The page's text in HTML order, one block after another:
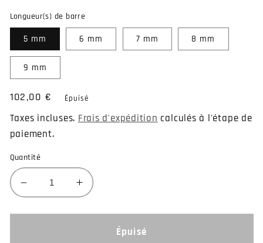
Longueur(s) de barre
5 mm 6 mm 7 mm 8 mm
9 mm
Prix
habituel
102,00 € Épuisé
Taxes incluses. Frais d'expédition calculés à l'étape de
paiement.
Quantité
Réduire
la
quantité
Augmenter
la
quantité
Épuisé